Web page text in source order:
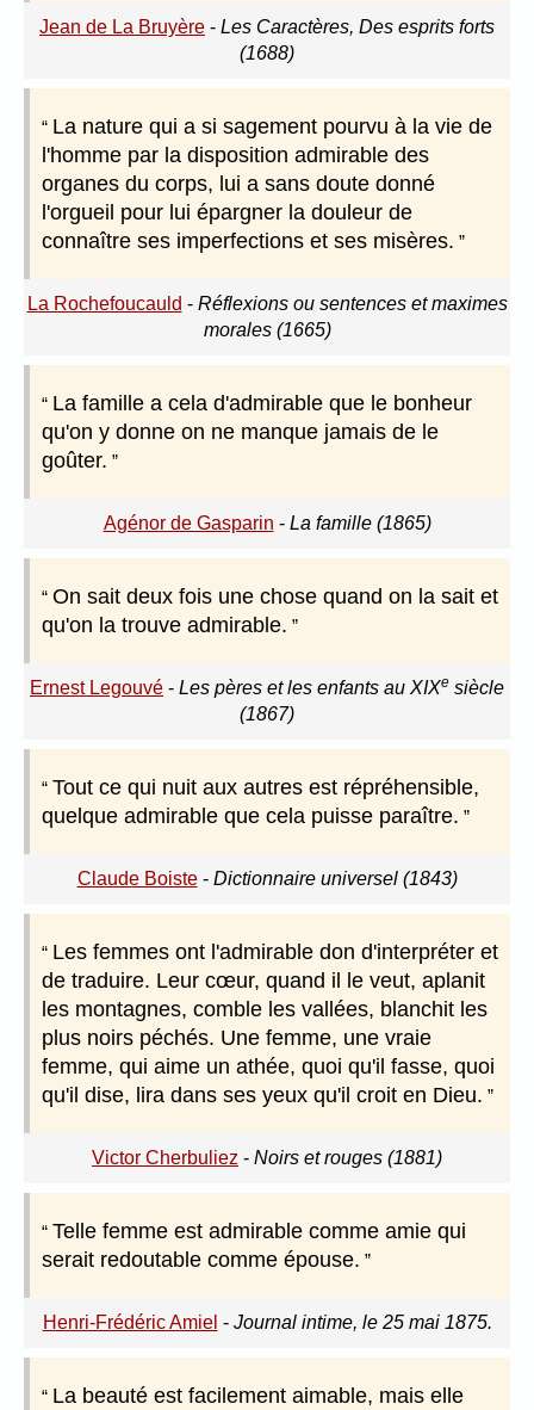
Jean de La Bruyère - Les Caractères, Des esprits forts
(1688)
La nature qui a si sagement pourvu à la vie de
l'homme par la disposition admirable des
organes du corps, lui a sans doute donné
l'orgueil pour lui épargner la douleur de
connaître ses imperfections et ses misères.
La Rochefoucauld - Réflexions ou sentences et maximes
morales (1665)
La famille a cela d'admirable que le bonheur
qu'on y donne on ne manque jamais de le
goûter.
Agénor de Gasparin - La famille (1865)
On sait deux fois une chose quand on la sait et
qu'on la trouve admirable.
Ernest Legouvé - Les pères et les enfants au XIXe siècle
(1867)
Tout ce qui nuit aux autres est répréhensible,
quelque admirable que cela puisse paraître.
Claude Boiste- Dictionnaire universel (1843)
Les femmes ont l'admirable don d'interpréter et
de traduire. Leur cœur, quand il le veut, aplanit
les montagnes, comble les vallées, blanchit les
plus noirs péchés. Une femme, une vraie
femme, qui aime un athée, quoi qu'il fasse, quoi
qu'il dise, lira dans ses yeux qu'il croit en Dieu.
Victor Cherbuliez - Noirs et rouges (1881)
Telle femme est admirable comme amie qui
serait redoutable comme épouse.
Henri-Frédéric Amiel - Journal intime, le 25 mai 1875.
La beauté est facilement aimable, mais elle